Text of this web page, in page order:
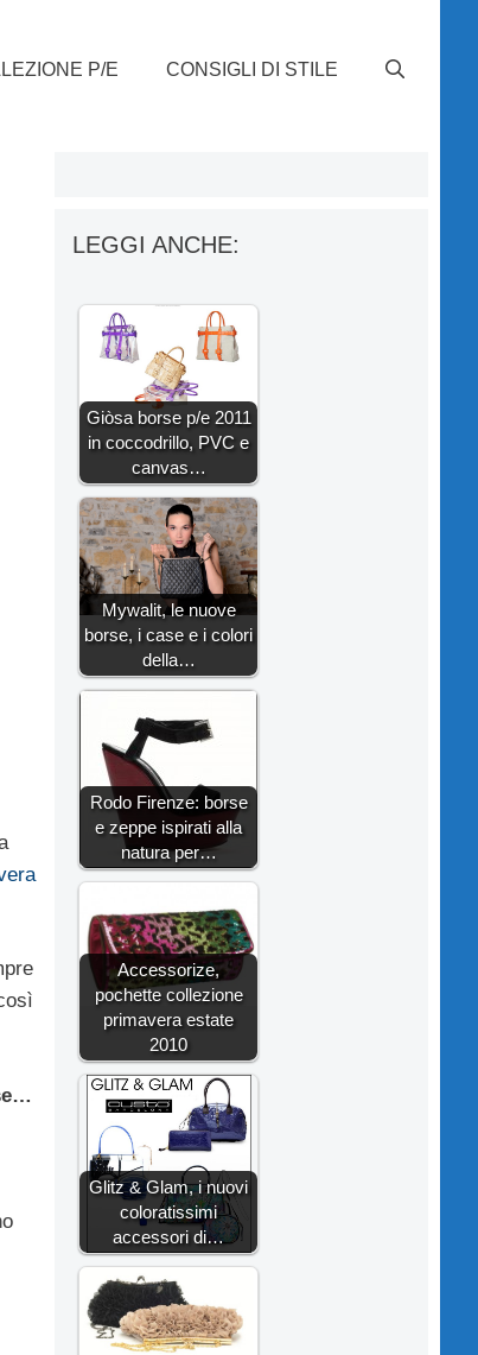
P/E CONSIGLI DI STILE
LEGGI ANCHE:
Giòsa borse p/e 2011
in coccodrillo, PVC e
canvas…
Mywalit, le nuove
borse, i case e i colori
della…
Rodo Firenze: borse
e zeppe ispirati alla
natura per…
Accessorize,
pochette collezione
primavera estate
2010
Glitz & Glam, i nuovi
coloratissimi
accessori di…